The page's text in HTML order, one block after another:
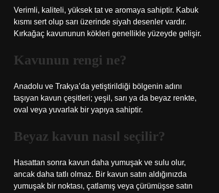
Verimli, kaliteli, yüksek tat ve aromaya sahiptir. Kabuk
kısmı sert olup sarı üzerinde siyah desenler vardır.
Kırkağaç kavununun kökleri genellikle yüzeyde gelişir.
Kavunun rengi ne?
Anadolu ve Trakya’da yetiştirildiği bölgenin adını
taşıyan kavun çeşitleri; yeşil, sarı ya da beyaz renkte,
oval veya yuvarlak bir yapıya sahiptir.
Beyaz kavun nasıl seçilir?
Hasattan sonra kavun daha yumuşak ve sulu olur,
ancak daha tatlı olmaz. Bir kavun satın aldığınızda
yumuşak bir noktası, çatlamış veya çürümüşse satın